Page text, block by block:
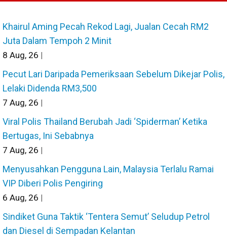
Khairul Aming Pecah Rekod Lagi, Jualan Cecah RM2
Juta Dalam Tempoh 2 Minit
8 Aug, 26 |
Pecut Lari Daripada Pemeriksaan Sebelum Dikejar Polis,
Lelaki Didenda RM3,500
7 Aug, 26 |
Viral Polis Thailand Berubah Jadi ‘Spiderman’ Ketika
Bertugas, Ini Sebabnya
7 Aug, 26 |
Menyusahkan Pengguna Lain, Malaysia Terlalu Ramai
VIP Diberi Polis Pengiring
6 Aug, 26 |
Sindiket Guna Taktik ‘Tentera Semut’ Seludup Petrol
dan Diesel di Sempadan Kelantan